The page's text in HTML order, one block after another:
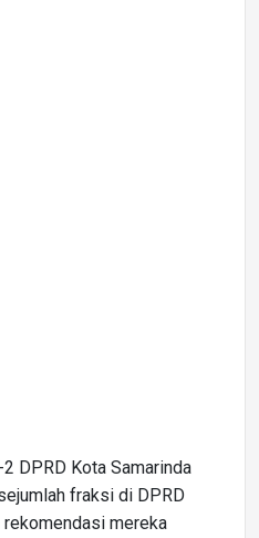
DPRD Kota Samarinda
fraksi di DPRD
rekomendasi mereka